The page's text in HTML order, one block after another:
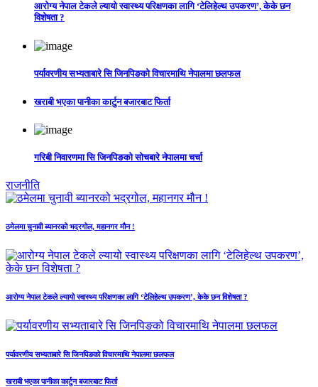
आरोग्य नेपाल टेकले ल्यायो स्वास्थ्य परिक्षणका लागि ‘टेलिहेल्थ उपकरण’, केके छन
विशेषता ?
पर्यावरणीय सभ्यताबारे सि जिनपिङको विचारमाथि नेपालमा छलफल
खराबी भएका पानीका कार्टुन बजारबाट फिर्ता
गरिबी निवारणमा सि जिनपिङको सोचबारे नेपालमा चर्चा
राजनीति
ठमेलमा चुनावी ब्यानरको भद्रगोल, महानगर मौन !
आरोग्य नेपाल टेकले ल्यायो स्वास्थ्य परिक्षणका लागि ‘टेलिहेल्थ उपकरण’, केके छन विशेषता ?
पर्यावरणीय सभ्यताबारे सि जिनपिङको विचारमाथि नेपालमा छलफल
खराबी भएका पानीका कार्टुन बजारबाट फिर्ता